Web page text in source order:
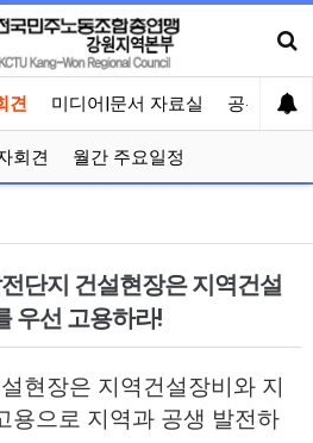
견 미디어|문서 자료실 공유게시
회견 월간 주요일정
단지 건설현장은 지역건설
우선 고용하라!
현장은 지역건설장비와 지
용으로 지역과 공생 발전하